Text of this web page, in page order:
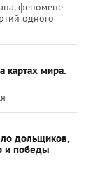
феномене
одного
картах мира.
дольщиков,
и победы